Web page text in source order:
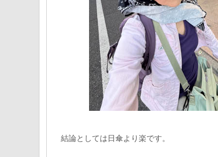
結論としては日傘より楽です。